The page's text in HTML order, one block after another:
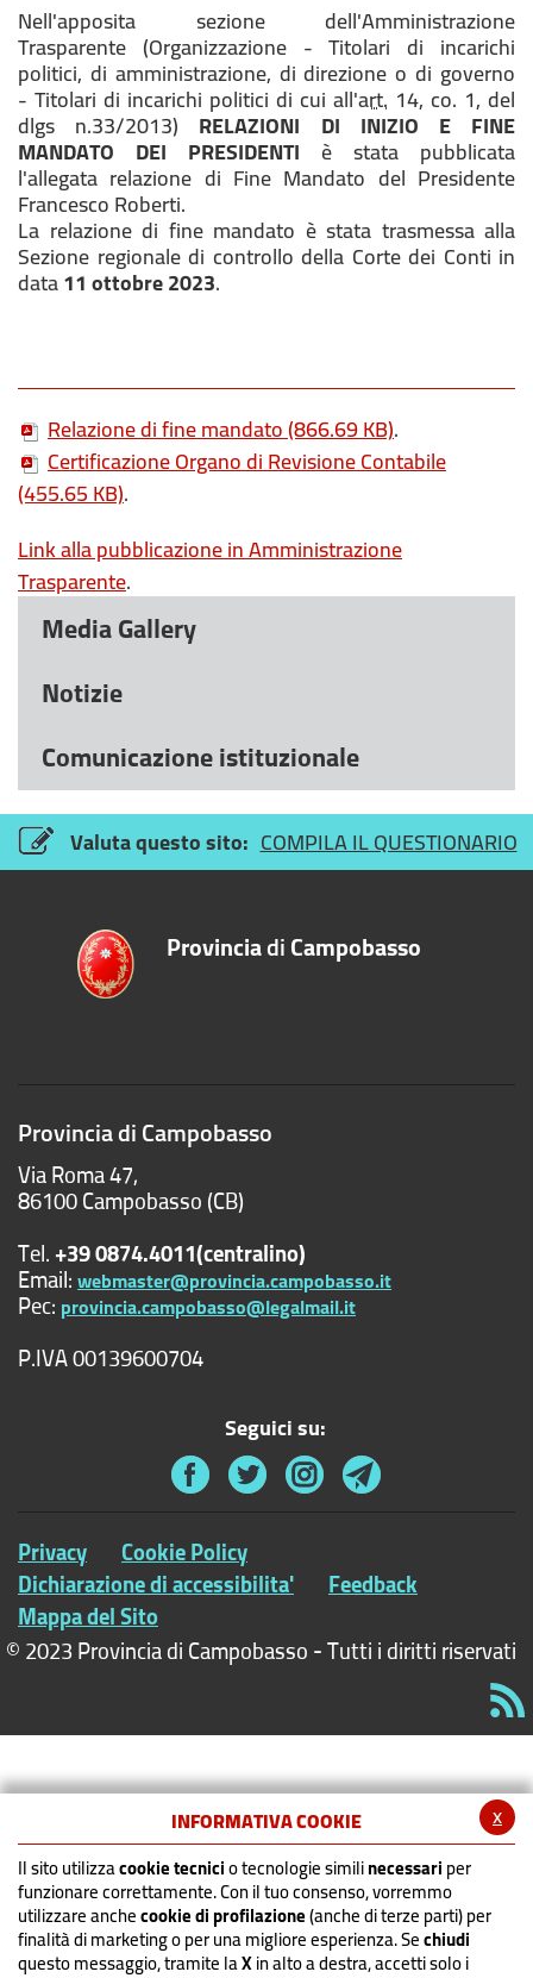
x
INFORMATIVA COOKIE
Il sito utilizzacookie tecnicio tecnologie similinecessariper
funzionare correttamente. Con il tuo consenso, vorremmo
utilizzare anchecookie di profilazione(anche di terze parti) per
finalità di marketing o per una migliore esperienza. Sechiudi
questo messaggio, tramite laXin alto a destra, accetti solo i
Nell'apposita sezione dell'Amministrazione
Trasparente (Organizzazione - Titolari di incarichi
politici, di amministrazione, di direzione o di governo
- Titolari di incarichi politici di cui all'art. 14, co. 1, del
dlgs n.33/2013) RELAZIONI DI INIZIO E FINE
MANDATO DEI PRESIDENTI è stata pubblicata
l'allegata relazione di Fine Mandato del Presidente
Francesco Roberti.
La relazione di fine mandato è stata trasmessa alla
Sezione regionale di controllo della Corte dei Conti in
data11 ottobre 2023.
Relazione di fine mandato(866.69 KB).
Certificazione Organo di Revisione Contabile
(455.65 KB).
Linkalla pubblicazione in Amministrazione
Trasparente.
Media Gallery
Notizie
Comunicazione istituzionale
Valuta questo sito: COMPILA IL QUESTIONARIO
ProvinciadiCampobasso
Provincia di Campobasso
Via Roma 47,
86100 Campobasso (CB)
Tel.+39 0874.4011(centralino)
Email:webmaster@provincia.campobasso.it
Pec: provincia.campobasso@legalmail.it
P.IVA 00139600704
Seguici su:
Privacy Cookie Policy
Dichiarazione di accessibilita' Feedback
Mappa del Sito
© 2023 Provincia di Campobasso - Tutti i diritti riservati